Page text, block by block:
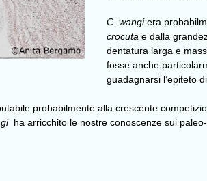
C. wangiera
crocuta e dalla
dentatura larga e
fosse anche
guadagnarsi l’epiteto
probabilmente alla crescente
ha arricchito le nostre conoscenze sui